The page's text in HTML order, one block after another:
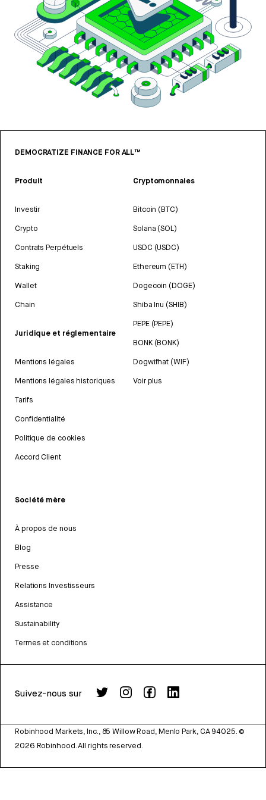
DEMOCRATIZE FINANCE FOR ALL™
Produit
Investir
Crypto
Contrats Perpétuels
Staking
Wallet
Chain
Juridique et réglementaire
Mentions légales
Mentions légales historiques
Tarifs
Confidentialité
Politique de cookies
Accord Client
Cryptomonnaies
Bitcoin (BTC)
Solana (SOL)
USDC (USDC)
Ethereum (ETH)
Dogecoin (DOGE)
Shiba Inu (SHIB)
PEPE (PEPE)
BONK (BONK)
Dogwifhat (WIF)
Voir plus
Société mère
À propos de nous
Blog
Presse
Relations Investisseurs
Assistance
Sustainability
Termes et conditions
Suivez-nous sur
Robinhood Markets, Inc., 85 Willow Road, Menlo Park, CA 94025. ©
2026 Robinhood. All rights reserved.